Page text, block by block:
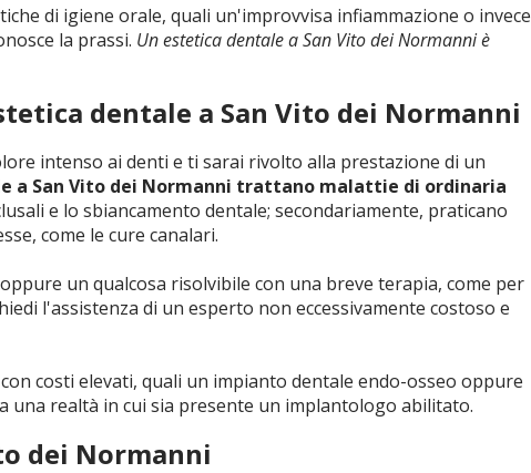
di igiene orale, quali un'improvvisa infiammazione o invece
la prassi. Un estetica dentale a San Vito dei Normanni è
dentale a San Vito dei Normanni
intenso ai denti e ti sarai rivolto alla prestazione di un
a San Vito dei Normanni trattano malattie di ordinaria
e lo sbiancamento dentale; secondariamente, praticano
come le cure canalari.
un qualcosa risolvibile con una breve terapia, come per
l'assistenza di un esperto non eccessivamente costoso e
costi elevati, quali un impianto dentale endo-osseo oppure
una realtà in cui sia presente un implantologo abilitato.
dei Normanni